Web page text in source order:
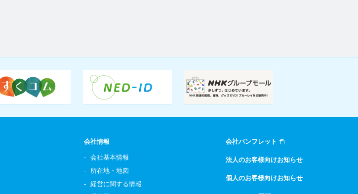
会社情報
会社基本情報
所在地・地図
経営に関する情報
会社パンフレット
法人のお客様向けお知らせ
個人のお客様向けお知らせ